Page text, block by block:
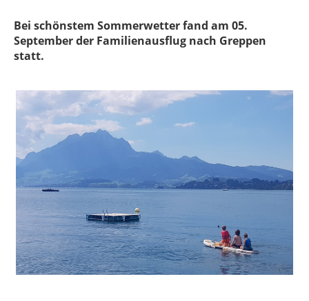
Bei schönstem Sommerwetter fand am 05.
September der Familienausflug nach Greppen
statt.